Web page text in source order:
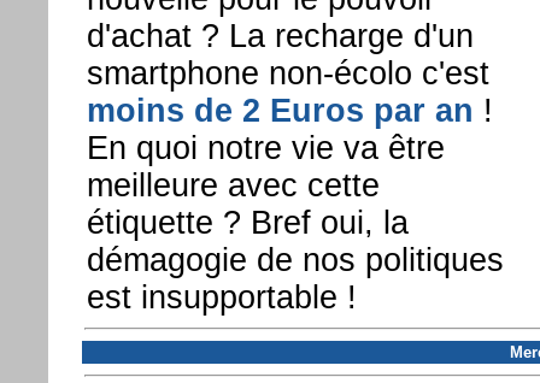
d'achat ? La recharge d'un
smartphone non-écolo c'est
moins de 2 Euros par an !
En quoi notre vie va être
meilleure avec cette
étiquette ? Bref oui, la
démagogie de nos politiques
est insupportable !